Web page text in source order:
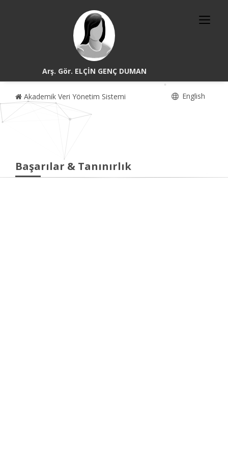
Arş. Gör. ELÇİN GENÇ DUMAN
Akademik Veri Yönetim Sistemi English
Başarılar & Tanınırlık